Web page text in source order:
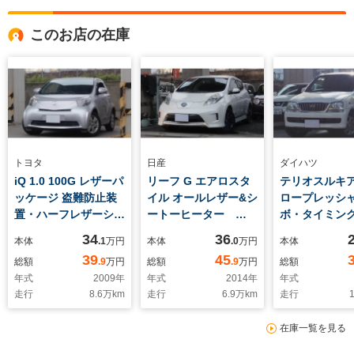
このお店の在庫
トヨタ
iQ 1.0 100G レザーパ
ッケージ 盗難防止装
置・ハーフレザーシー
ト・純正15インチア
ルミ・スマートキー2
個
本体 34.1万円
総額
39.9万円
年式
2009年
走行
8.6万km
日産
リーフ G エアロスタ
イル オールレザー&シ
ートーヒーター
ム アラウンドビュー
モニター LEDフォ
グ スマートキー×2
個 9セグ レザーシー
ト
本体 36.0万円
総額
45.9万円
年式
2014年
走行
6.9万km
ダイハツ
テリオスルキ
ロープレッシ
ボ・タイミン
アルミホイー
本体
総額
年式
走行
在庫一覧を見る